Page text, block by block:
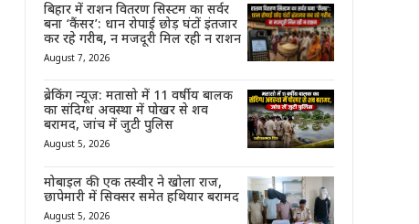
बिहार में राशन वितरण सिस्टम का सर्वर
बना ‘कैंसर’: धान रोपाई छोड़ घंटों इंतजार
कर रहे गरीब, न मजदूरी मिल रही न राशन
August 7, 2026
ब्रेकिंग न्यूज़: मतासो में 11 वर्षीय बालक
का संदिग्ध अवस्था में पोखर से शव
बरामद, जांच में जुटी पुलिस
August 5, 2026
मोबाइल की एक तस्वीर ने खोला राज,
छापेमारी में सिक्सर समेत हथियार बरामद
August 5, 2026